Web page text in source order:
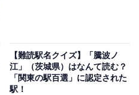
【難読駅名クイズ】「騰波ノ
江」（茨城県）はなんて読む？
「関東の駅百選」に認定された
駅！